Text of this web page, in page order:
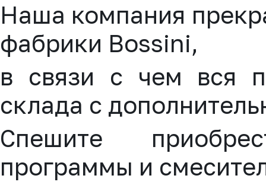
Наша компания
фабрики Bossini,
в связи с чем вся
склада с
Спешите
программы и